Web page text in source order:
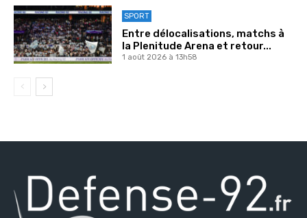
SPORT
Entre délocalisations, matchs à
la Plenitude Arena et retour...
1 août 2026 à 13h58